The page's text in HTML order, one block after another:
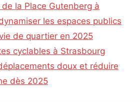
la Place Gutenberg à
les espaces publics
de quartier en 2025
cyclables à Strasbourg
doux et réduire
dès 2025